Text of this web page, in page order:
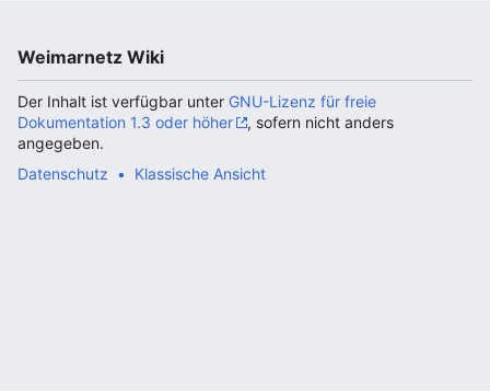
Weimarnetz Wiki
Der Inhalt ist verfügbar unter GNU-Lizenz für freie
Dokumentation 1.3 oder höher
, sofern nicht anders
angegeben.
Datenschutz
Klassische Ansicht